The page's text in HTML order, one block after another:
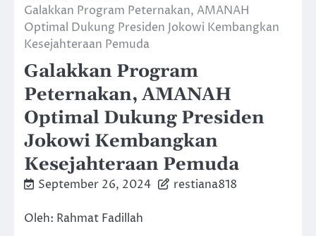
⁠Galakkan Program Peternakan, AMANAH
Optimal Dukung Presiden Jokowi Kembangkan
Kesejahteraan Pemuda
⁠Galakkan Program
Peternakan, AMANAH
Optimal Dukung Presiden
Jokowi Kembangkan
Kesejahteraan Pemuda
September 26, 2024 restiana818
Oleh: Rahmat Fadillah